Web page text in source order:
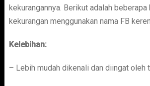
kekurangannya. Berikut adalah beberapa
kekurangan menggunakan nama FB
Kelebihan:
– Lebih mudah dikenali dan diingat oleh